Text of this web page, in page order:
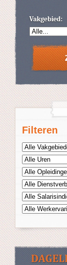
Filteren
Vakgebied: